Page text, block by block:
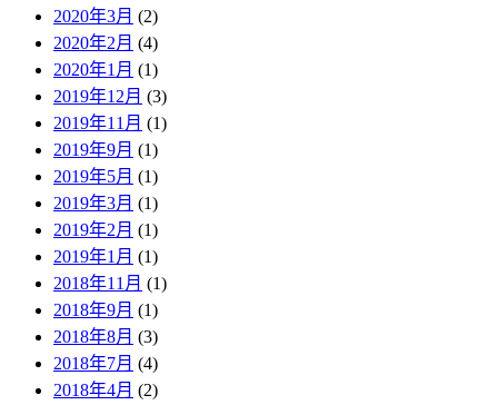
2020年3月 (2)
2020年2月 (4)
2020年1月 (1)
2019年12月 (3)
2019年11月 (1)
2019年9月 (1)
2019年5月 (1)
2019年3月 (1)
2019年2月 (1)
2019年1月 (1)
2018年11月 (1)
2018年9月 (1)
2018年8月 (3)
2018年7月 (4)
2018年4月 (2)